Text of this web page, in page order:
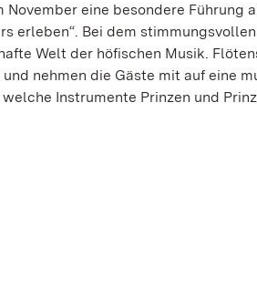
eine besondere Führung
erleben“. Bei dem
Welt der höfischen Musik.
nehmen die Gäste mit auf eine
Instrumente Prinzen und